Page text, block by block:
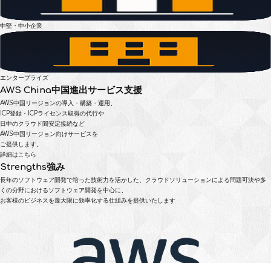
中堅・中小企業
エンタープライズ
AWS China中国進出サービス支援
AWS中国リージョンの導入・構築・運用、
ICP登録・ICPライセンス取得の代行や
日中のクラウド間安定接続など
AWS中国リージョン向けサービスを
ご提供します。
詳細はこちら
Strengths強み
長年のソフトウェア開発で培った技術力を活かした、 クラウドソリューションによる問題可決や多
くの分野におけるソフトウェア開発を中心に、
お客様のビジネスを最大限に効率化する仕組みを提供いたします